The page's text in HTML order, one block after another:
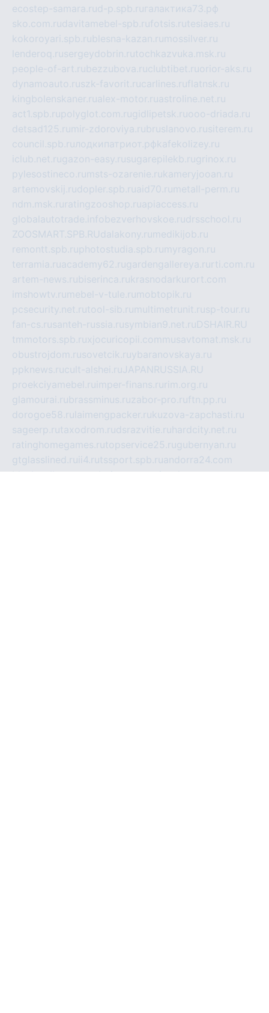
ecostep-samara.rud-p.spb.ru галактика73.рф
sko.com.rudavitamebel-spb.rufotsis.rutesiaes.ru
kokoroyari.spb.rublesna-kazan.ru mossilver.ru
lenderoq.rusergeydobrin.rutochkazvuka.msk.ru
people-of-art.rubezzubova.ruclubtibet.ruorior-aks.ru
dynamoauto.ruszk-favorit.rucarlines.ruflatnsk.ru
kingbolenskaner.rualex-motor.ruastroline.net.ru
act1.spb.rupolyglot.com.rugidlipetsk.ruooo-driada.ru
detsad125.ru mir-zdoroviya.rubruslanovo.rusiterem.ru
council.spb.ruлодкипатриот.рфkafekolizey.ru
iclub.net.rugazon-easy.rusugarepilekb.rugrinox.ru
pylesostineco.ru msts-ozarenie.rukameryjooan.ru
artemovskij.rudopler.spb.ruaid70.ru metall-perm.ru
ndm.msk.ru ratingzooshop.ruapiaccess.ru
globalautotrade.info bezverhovskoe.rudrsschool.ru
ZOOSMART.SPB.RUdalakony.ru medikijob.ru
remontt.spb.ruphotostudia.spb.ru myragon.ru
terramia.ruacademy62.rugardengallereya.ru rti.com.ru
artem-news.rubiserinca.rukrasnodarkurort.com
imshowtv.ru mebel-v-tule.ru mobtopik.ru
pcsecurity.net.rutool-sib.ru multimetrunit.rusp-tour.ru
fan-cs.rusanteh-russia.rusymbian9.net.ruDSHAIR.RU
tmmotors.spb.ruxjocuricopii.com musavtomat.msk.ru
obustrojdom.rusovetcik.ruybaranovskaya.ru
ppknews.rucult-alshei.ruJAPANRUSSIA.RU
proekciyamebel.ru imper-finans.ru rim.org.ru
glamourai.rubrassminus.ruzabor-pro.ruftn.pp.ru
dorogoe58.ru laimengpacker.rukuzova-zapchasti.ru
sageerp.rutaxodrom.rudsrazvitie.ru hardcity.net.ru
ratinghomegames.rutopservice25.rugubernyan.ru
gtglasslined.ru ii4.rutssport.spb.ruandorra24.com
blackwallstreet.ruoboimos.ruoptim-doors.com.ru